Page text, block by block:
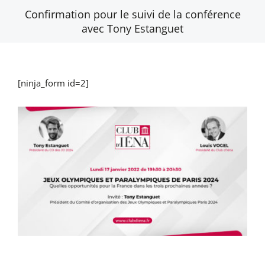
Confirmation pour le suivi de la conférence
avec Tony Estanguet
[ninja_form id=2]